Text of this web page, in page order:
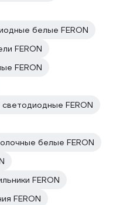
белые FERON
FERON
FERON
FERON
белые FERON
FERON
FERON